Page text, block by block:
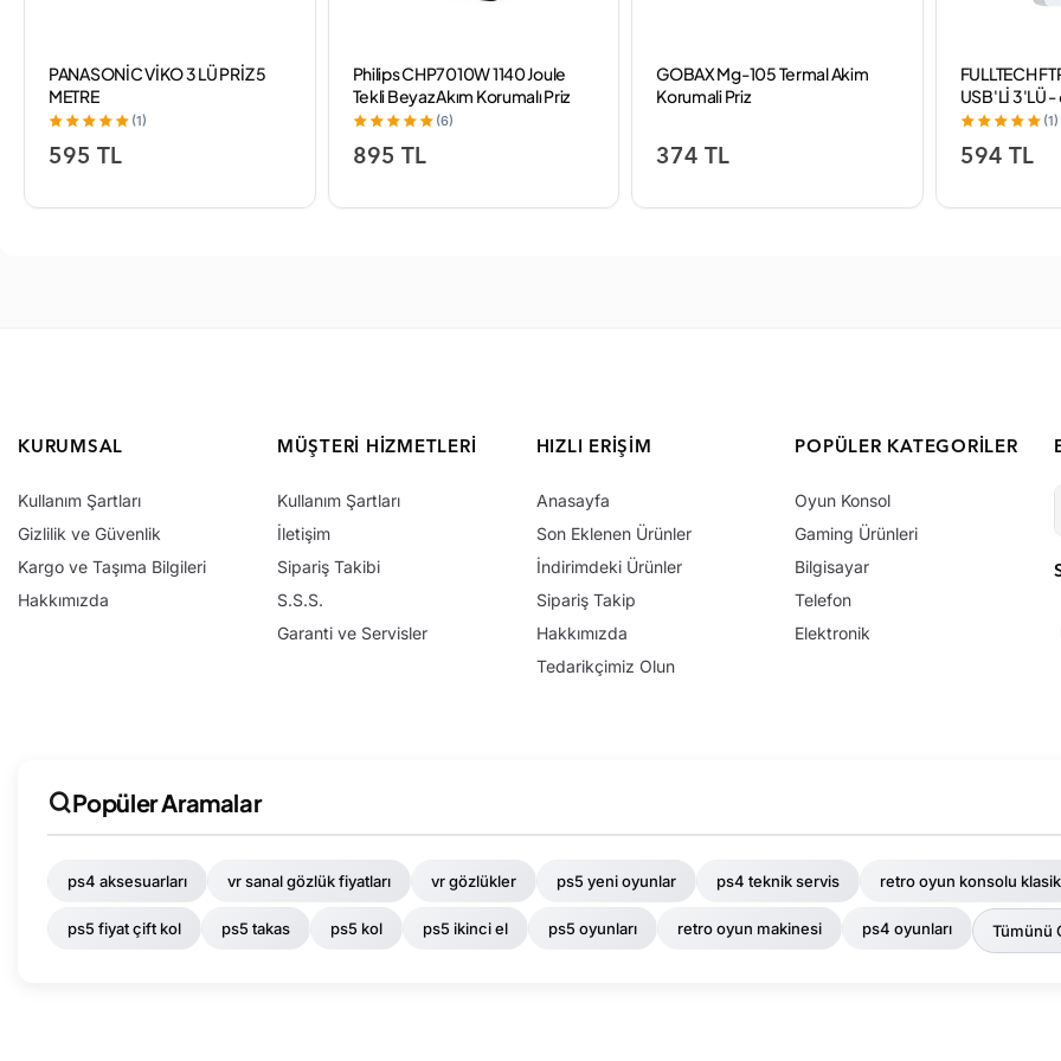
PANASONİC VİKO 3 LÜ PRİZ 5
METRE
(1)
595 TL
Philips CHP7010W 1140 Joule
Tekli Beyaz Akım Korumalı Priz
(6)
895 TL
GOBAX Mg-105 Termal Akim
Korumali Priz
374 TL
FULLTECH
USB'Lİ 3'LÜ
(1)
594 TL
KURUMSAL
Kullanım Şartları
Gizlilik ve Güvenlik
Kargo ve Taşıma Bilgileri
Hakkımızda
MÜŞTERI HIZMETLERI
Kullanım Şartları
İletişim
Sipariş Takibi
S.S.S.
Garanti ve Servisler
HIZLI ERIŞIM
Anasayfa
Son Eklenen Ürünler
İndirimdeki Ürünler
Sipariş Takip
Hakkımızda
Tedarikçimiz Olun
POPÜLER KATEGORILER
Oyun Konsol
Gaming Ürünleri
Bilgisayar
Telefon
Elektronik
Popüler Aramalar
ps4 aksesuarları vr sanal gözlük fiyatları vr gözlükler ps5 yeni oyunlar ps4 teknik servis retro oyun konsolu klasik
ps5 fiyat çift kol ps5 takas ps5 kol ps5 ikinci el ps5 oyunları retro oyun makinesi ps4 oyunları Tümünü